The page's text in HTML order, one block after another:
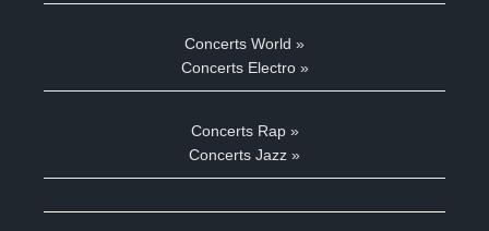
Concerts World »
Concerts Electro »
Concerts Rap »
Concerts Jazz »